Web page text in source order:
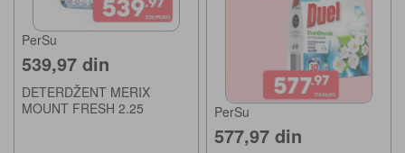
PerSu
539,97 din
DETERDŽENT MERIX
MOUNT FRESH 2.25
PerSu
577,97 din